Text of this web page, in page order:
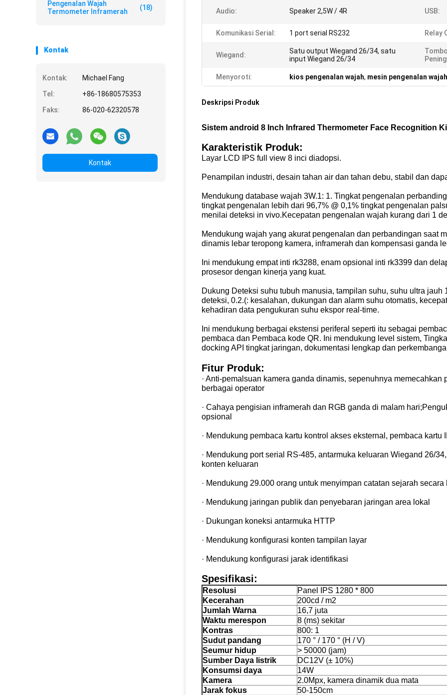
Pengenalan Wajah
Termometer Inframerah
(18)
Kontak
Kontak:
Michael Fang
Tel:
+86-18680575353
Faks:
86-020-62320578
Kontak
Audio: Speaker 2,5W / 4R USB:
Komunikasi Serial: 1 port serial RS232 Relay
Wiegand:
Satu output Wiegand 26/34, satu
input Wiegand 26/34
Menyoroti: kios pengenalan wajah, mesin pengenalan wajah
Deskripsi Produk
Sistem android 8 Inch Infrared Thermometer Face Recognition
Karakteristik Produk:
Layar LCD IPS full view 8 inci diadopsi.
Penampilan industri, desain tahan air dan tahan debu, stabil dan
Mendukung database wajah 3W.1: 1. Tingkat pengenalan
tingkat pengenalan lebih dari 96,7% @ 0,1% tingkat pengenalan
menilai deteksi in vivo.Kecepatan pengenalan wajah kurang dari 1
Mendukung wajah yang akurat pengenalan dan perbandingan saat
dinamis lebar teropong kamera, inframerah dan kompensasi ganda
Ini mendukung empat inti rk3288, enam opsional inti rk3399 dan
prosesor dengan kinerja yang kuat.
Dukung Deteksi suhu tubuh manusia, tampilan suhu, suhu ultra jauh
deteksi, 0.2.(: kesalahan, dukungan dan alarm suhu otomatis,
kehadiran data pengukuran suhu ekspor real-time.
Ini mendukung berbagai ekstensi periferal seperti itu sebagai
pembaca dan Pembaca kode QR. Ini mendukung level sistem,
docking API tingkat jaringan, dokumentasi lengkap dan
Fitur Produk:
· Anti-pemalsuan kamera ganda dinamis, sepenuhnya memecahkan
berbagai operator
· Cahaya pengisian inframerah dan RGB ganda di malam
opsional
· Mendukung pembaca kartu kontrol akses eksternal, pembaca kartu
· Mendukung port serial RS-485, antarmuka keluaran Wiegand 26/
konten keluaran
· Mendukung 29.000 orang untuk menyimpan catatan sejarah secara
· Mendukung jaringan publik dan penyebaran jaringan area lokal
· Dukungan koneksi antarmuka HTTP
· Mendukung konfigurasi konten tampilan layar
· Mendukung konfigurasi jarak identifikasi
Spesifikasi:
Resolusi
Panel IPS 1280 * 800
Kecerahan
200cd / m2
Jumlah Warna
16,7 juta
Waktu merespon
8 (ms) sekitar
Kontras
800: 1
Sudut pandang
170 ° / 170 ° (H / V)
Seumur hidup
> 50000 (jam)
Sumber Daya listrik
DC12V (± 10%)
Konsumsi daya
14W
Kamera
2.0Mpx, kamera dinamik dua mata
Jarak fokus
50-150cm